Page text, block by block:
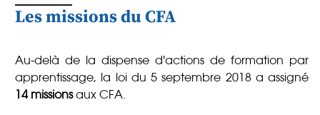
Les missions du CFA
Au-delà de la dispense d'actions de formation par
apprentissage, la loi du 5 septembre 2018 a assigné
14 missionsaux CFA.